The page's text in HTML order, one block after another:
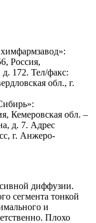
Россия,
172. Тел/факс:
обл., г.
Кемеровская обл. –
д. 7. Адрес
г. Анжеро-
диффузии.
сегмента тонкой
и
Плохо